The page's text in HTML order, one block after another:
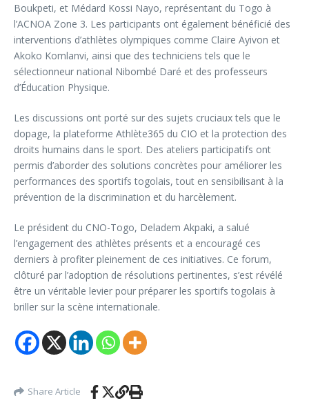
Boukpeti, et Médard Kossi Nayo, représentant du Togo à
l’ACNOA Zone 3. Les participants ont également bénéficié des
interventions d’athlètes olympiques comme Claire Ayivon et
Akoko Komlanvi, ainsi que des techniciens tels que le
sélectionneur national Nibombé Daré et des professeurs
d’Éducation Physique.
Les discussions ont porté sur des sujets cruciaux tels que le
dopage, la plateforme Athlète365 du CIO et la protection des
droits humains dans le sport. Des ateliers participatifs ont
permis d’aborder des solutions concrètes pour améliorer les
performances des sportifs togolais, tout en sensibilisant à la
prévention de la discrimination et du harcèlement.
Le président du CNO-Togo, Deladem Akpaki, a salué
l’engagement des athlètes présents et a encouragé ces
derniers à profiter pleinement de ces initiatives. Ce forum,
clôturé par l’adoption de résolutions pertinentes, s’est révélé
être un véritable levier pour préparer les sportifs togolais à
briller sur la scène internationale.
Share Article